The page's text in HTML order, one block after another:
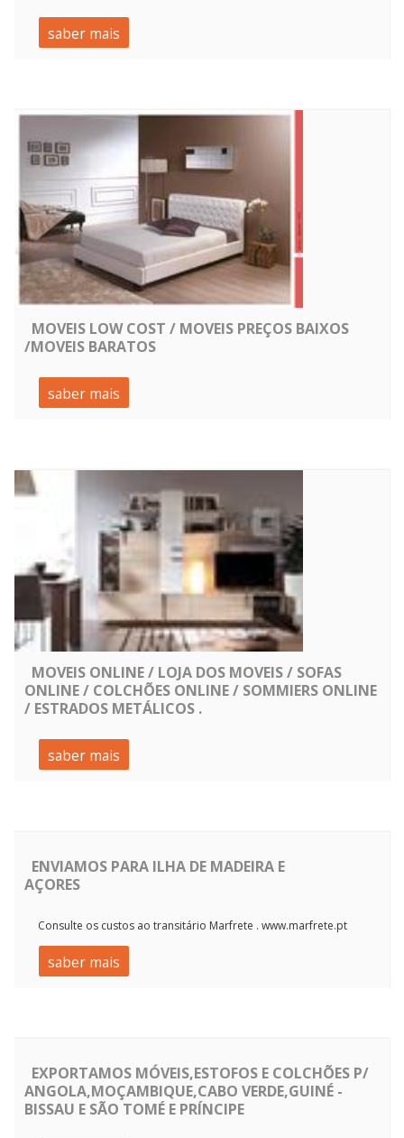
saber mais
MOVEIS LOW COST / MOVEIS PREÇOS BAIXOS
/MOVEIS BARATOS
saber mais
MOVEIS ONLINE / LOJA DOS MOVEIS / SOFAS
ONLINE / COLCHÕES ONLINE / SOMMIERS ONLINE
/ ESTRADOS METÁLICOS .
saber mais
ENVIAMOS PARA ILHA DE MADEIRA E
AÇORES
Consulte os custos ao transitário Marfrete . www.marfrete.pt
saber mais
EXPORTAMOS MÓVEIS,ESTOFOS E COLCHÕES P/
ANGOLA,MOÇAMBIQUE,CABO VERDE,GUINÉ -
BISSAU E SÃO TOMÉ E PRÍNCIPE